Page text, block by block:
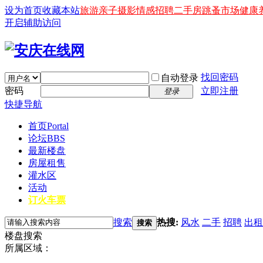
设为首页收藏本站旅游亲子摄影情感招聘二手房跳蚤市场健康
开启辅助访问
自动登录 找回密码
密码
登录
立即注册
快捷导航
首页Portal
论坛BBS
最新楼盘
房屋租售
灌水区
活动
订火车票
搜索 搜索 热搜: 风水 二手 招聘 出租
楼盘搜索
所属区域：